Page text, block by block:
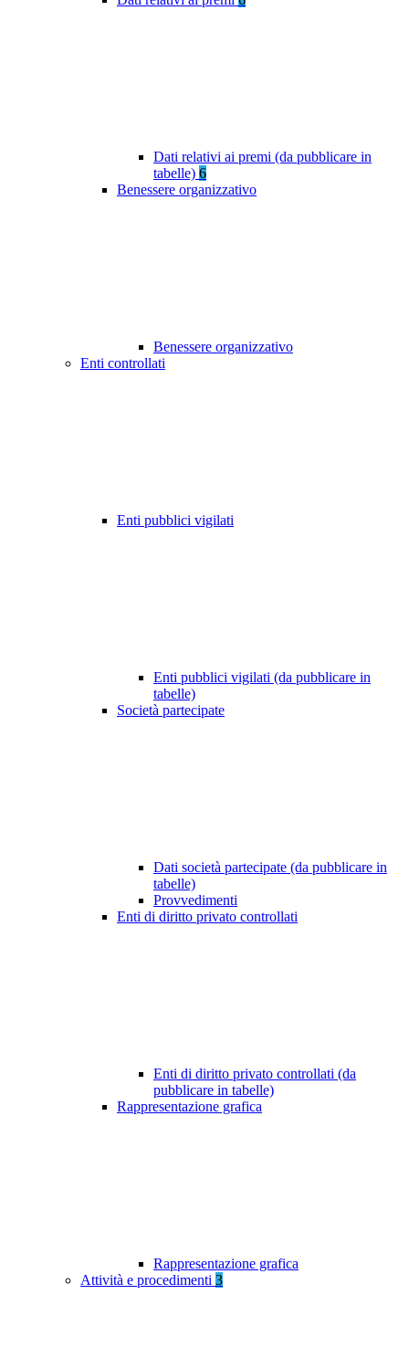
Dati relativi ai premi (da pubblicare in
tabelle) 6
Benessere organizzativo
Benessere organizzativo
Enti controllati
Enti pubblici vigilati
Enti pubblici vigilati (da pubblicare in
tabelle)
Società partecipate
Dati società partecipate (da pubblicare in
tabelle)
Provvedimenti
Enti di diritto privato controllati
Enti di diritto privato controllati (da
pubblicare in tabelle)
Rappresentazione grafica
Rappresentazione grafica
Attività e procedimenti 3